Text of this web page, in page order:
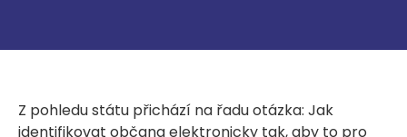
Z pohledu státu přichází na řadu otázka: Jak
identifikovat občana elektronicky tak, aby to pro